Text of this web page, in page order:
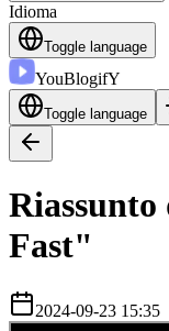
Idioma
Toggle language
YouBlogifY
Toggle language
Fast"
2024-09-23 15:35